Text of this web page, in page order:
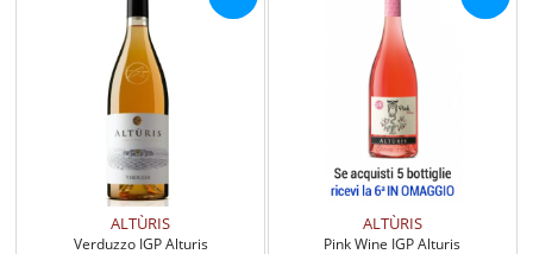
ALTÙRIS
Verduzzo IGP Alturis
ALTÙRIS
Pink Wine IGP Alturis